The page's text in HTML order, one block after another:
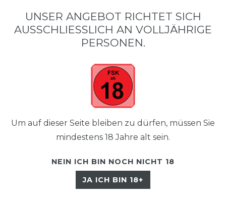
☰
UNSER ANGEBOT RICHTET SICH
AUSSCHLIESSLICH AN VOLLJÄHRIGE P
ERSONEN.
Um auf dieser Seite bleiben zu dürfen, müssen Sie
mindestens 18 Jahre alt sein.
NEIN ICH BIN NOCH NICHT 18
JA ICH BIN 18+